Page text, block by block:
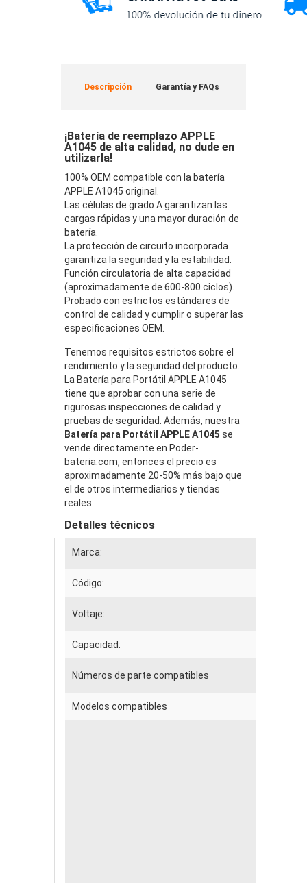
Descripción Garantía y FAQs
¡Batería de reemplazo APPLE
A1045 de alta calidad, no dude en
utilizarla!
100% OEM compatible con la batería
APPLE A1045 original.
Las células de grado A garantizan las
cargas rápidas y una mayor duración de
batería.
La protección de circuito incorporada
garantiza la seguridad y la estabilidad.
Función circulatoria de alta capacidad
(aproximadamente de 600-800 ciclos).
Probado con estrictos estándares de
control de calidad y cumplir o superar las
especificaciones OEM.
Tenemos requisitos estrictos sobre el
rendimiento y la seguridad del producto.
La Batería para Portátil APPLE A1045
tiene que aprobar con una serie de
rigurosas inspecciones de calidad y
pruebas de seguridad. Además, nuestra
Batería para Portátil APPLE A1045 se
vende directamente en Poder-
bateria.com, entonces el precio es
aproximadamente 20-50% más bajo que
el de otros intermediarios y tiendas
reales.
Detalles técnicos
Marca:
Código:
Voltaje:
Capacidad:
Números de parte compatibles
Modelos compatibles